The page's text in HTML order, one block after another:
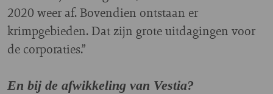
2020 weer af. Bovendien ontstaan er
krimpgebieden. Dat zijn grote uitdagingen voor
de corporaties.”
En bij de afwikkeling van Vestia?